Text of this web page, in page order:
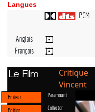
Langues
PCM
Anglais
Français
Le Film
Vincent
Editeur Paramount
Edition Collector